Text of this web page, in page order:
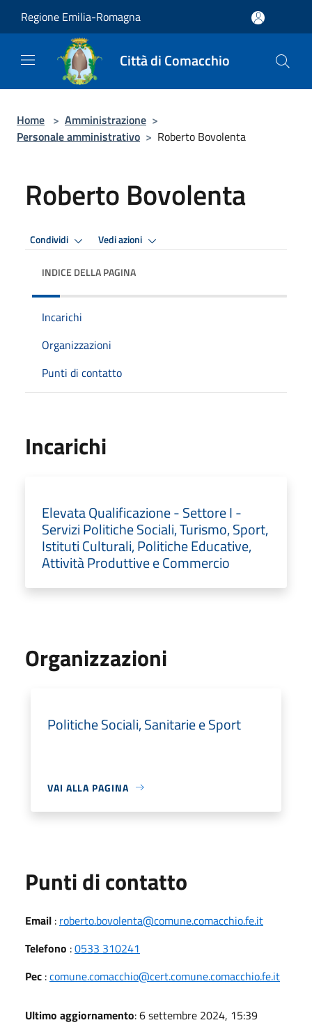
Regione Emilia-Romagna
Città di Comacchio
Home > Amministrazione >
Personale amministrativo > Roberto Bovolenta
Roberto Bovolenta
Condividi Vedi azioni
INDICE DELLA PAGINA
Incarichi
Organizzazioni
Punti di contatto
Incarichi
Elevata Qualificazione - Settore I -
Servizi Politiche Sociali, Turismo, Sport,
Istituti Culturali, Politiche Educative,
Attività Produttive e Commercio
Organizzazioni
Politiche Sociali, Sanitarie e Sport
VAI ALLA PAGINA
Punti di contatto
Email : roberto.bovolenta@comune.comacchio.fe.it
Telefono :0533 310241
Pec :comune.comacchio@cert.comune.comacchio.fe.it
Ultimo aggiornamento: 6 settembre 2024, 15:39